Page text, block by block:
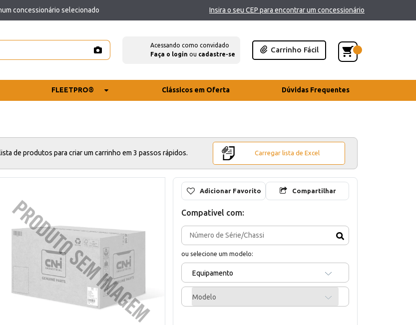
concessionário selecionado Insira o seu CEP para encontrar um concessionário
Acessando como convidado
Faça o login ou cadastre-se
Carrinho Fácil
FLEETPRO® Clássicos em Oferta Dúvidas Frequentes
de produtos para criar um carrinho em 3 passos rápidos. Carregar lista de Excel
Adicionar Favorito Compartilhar
Compativel com:
ou selecione um modelo:
Equipamento
Modelo